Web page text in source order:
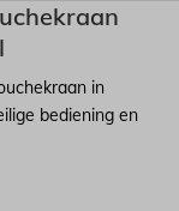
in
bediening en